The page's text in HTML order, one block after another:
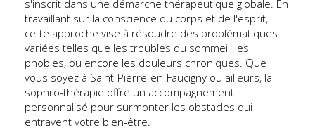
s'inscrit dans une démarche thérapeutique globale. En
travaillant sur la conscience du corps et de l'esprit,
cette approche vise à résoudre des problématiques
variées telles que les troubles du sommeil, les
phobies, ou encore les douleurs chroniques. Que
vous soyez à Saint-Pierre-en-Faucigny ou ailleurs, la
sophro-thérapie offre un accompagnement
personnalisé pour surmonter les obstacles qui
entravent votre bien-être.